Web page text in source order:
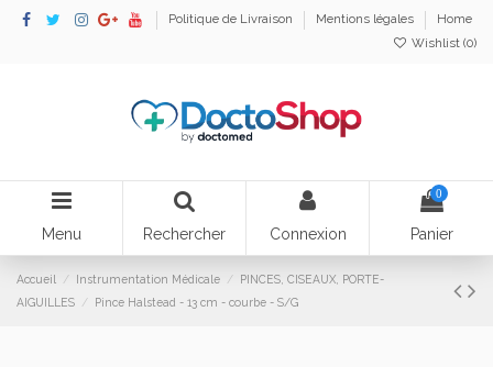
Politique de Livraison Mentions légales
Home
Wishlist (0)
Menu Rechercher Connexion
0
Panier
Accueil Instrumentation Médicale
PINCES, CISEAUX, PORTE-
AIGUILLES
Pince Halstead - 13 cm - courbe - S/G